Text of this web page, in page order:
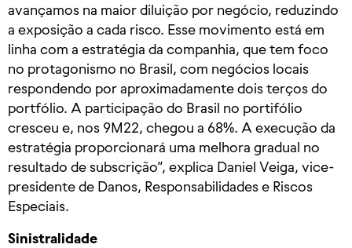
avançamos na maior diluição por negócio, reduzindo
a exposição a cada risco. Esse movimento está em
linha com a estratégia da companhia, que tem foco
no protagonismo no Brasil, com negócios locais
respondendo por aproximadamente dois terços do
portfólio. A participação do Brasil no portifólio
cresceu e, nos 9M22, chegou a 68%. A execução da
estratégia proporcionará uma melhora gradual no
resultado de subscrição”, explica Daniel Veiga, vice-
presidente de Danos, Responsabilidades e Riscos
Especiais.
Sinistralidade